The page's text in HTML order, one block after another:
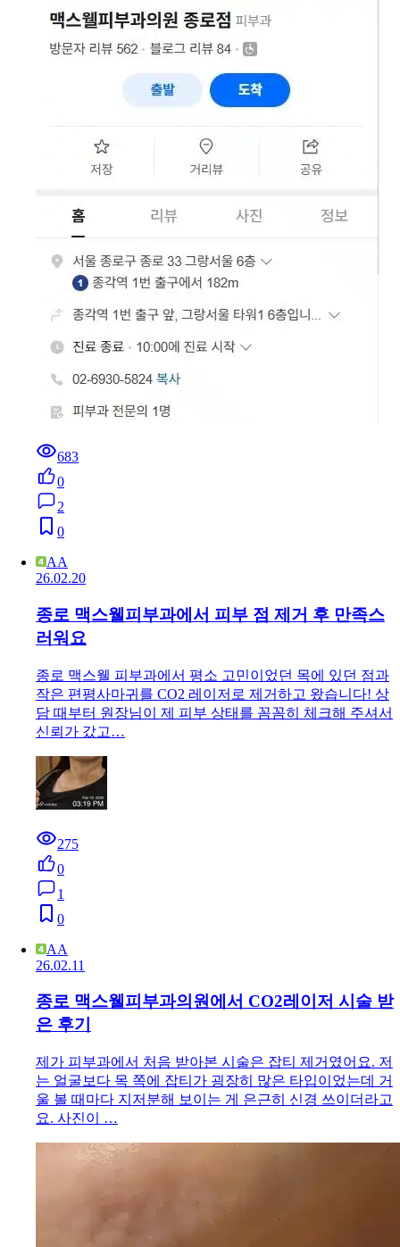
683
0
2
0
AA
26.02.20
종로 맥스웰피부과에서 피부 점 제거 후 만족스
러워요
종로 맥스웰 피부과에서 평소 고민이었던 목에 있던 점과
작은 편평사마귀를 CO2 레이저로 제거하고 왔습니다! 상
담 때부터 원장님이 제 피부 상태를 꼼꼼히 체크해 주셔서
신뢰가 갔고…
275
0
1
0
AA
26.02.11
종로 맥스웰피부과의원에서 CO2레이저 시술 받
은 후기
제가 피부과에서 처음 받아본 시술은 잡티 제거였어요. 저
는 얼굴보다 목 쪽에 잡티가 굉장히 많은 타입이었는데 거
울 볼 때마다 지저분해 보이는 게 은근히 신경 쓰이더라고
요. 사진이 …